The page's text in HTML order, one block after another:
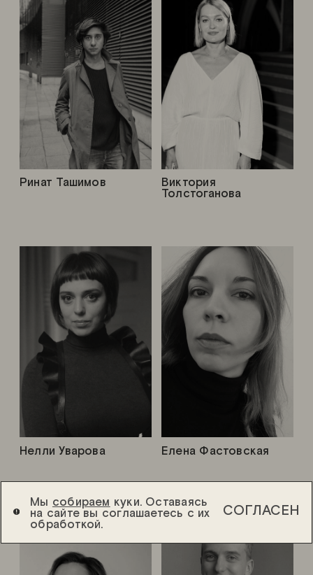
Виктория
Толстоганова
Нелли Уварова
Ринат Ташимов
Елена Фастовская
Мы собираем куки. Оставаясь
на сайте вы соглашаетесь с их
обработкой.
СОГЛАСЕН